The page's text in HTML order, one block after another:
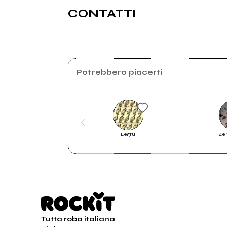
2008
Altierjinga Lepers/Bread Pitt -
Chewing Tobacco/Summer is B
CONTATTI
Potrebbero piacerti
Legru
Tutta roba italiana